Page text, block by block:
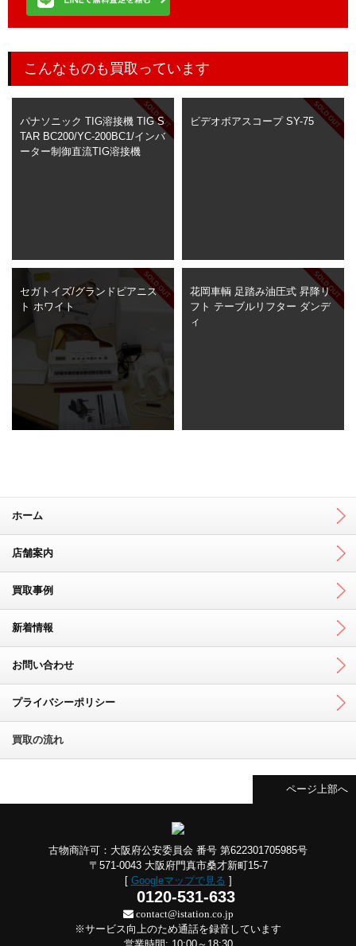
こんなものも買取っています
パナソニック TIG溶接機 TIG S
TAR BC200/YC-200BC1/インバ
ーター制御直流TIG溶接機
ビデオボアスコープ SY-75
セガトイズ/グランドピアニス
ト ホワイト
花岡車輌 足踏み油圧式 昇降リ
フト テーブルリフター ダンデ
ィ
ホーム
店舗案内
買取事例
新着情報
お問い合わせ
プライバシーポリシー
買取の流れ
ページ上部へ
古物商許可：大阪府公安委員会 番号 第622301705985号
〒571-0043 大阪府門真市桑才新町15-7
[ Googleマップで見る ]
0120-531-633
contact@istation.co.jp
※サービス向上のため通話を録音しています